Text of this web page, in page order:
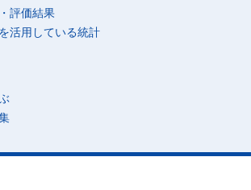
評価結果
活用している統計